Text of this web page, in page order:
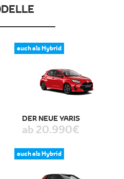
auch als Hybrid
DER NEUE YARIS
ab 20.990 €
auch als Hybrid